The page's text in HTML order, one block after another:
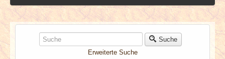
NEUESTE ARTIKEL
Suche
Erweiterte Suche